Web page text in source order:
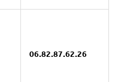
06.82.87.62.26